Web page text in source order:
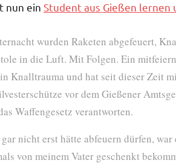
nun ein Student aus Gießen
wurden Raketen abgefeuert,
in die Luft. Mit Folgen. Ein
Knalltrauma und hat seit dieser Zeit
vor dem Gießener
Waffengesetz verantworten.
nicht erst hätte abfeuern dürfen,
von meinem Vater geschenkt